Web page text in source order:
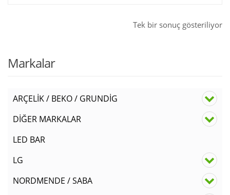
Tek bir sonuç gösteriliyor
Markalar
ARÇELİK / BEKO / GRUNDİG
DİĞER MARKALAR
LED BAR
LG
NORDMENDE / SABA